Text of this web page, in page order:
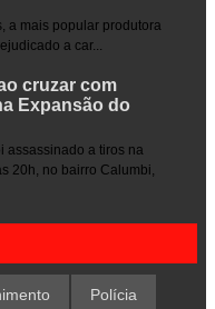
a mais popular produtora
a car...
cruzar com
Expansão do
assassinado a tiros na
20h, no bairro Calumbi,
Polícia